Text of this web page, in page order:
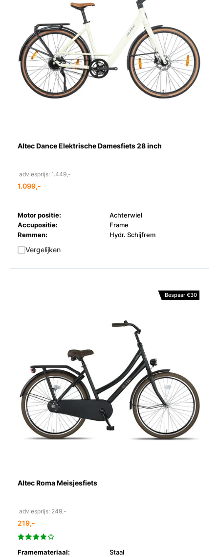
Altec Dance Elektrische Damesfiets 28 inch
adviesprijs: 1.449,-
1.099,-
Motor positie:
Achterwiel
Accupositie:
Frame
Remmen:
Hydr. Schijfrem
Vergelijken
Bespaar €30
Altec Roma Meisjesfiets
adviesprijs: 249,-
219,-
Framemateriaal:
Staal